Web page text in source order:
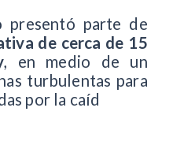
presentó parte de
de cerca de 15
, en medio de un
turbulentas para
por la caíd